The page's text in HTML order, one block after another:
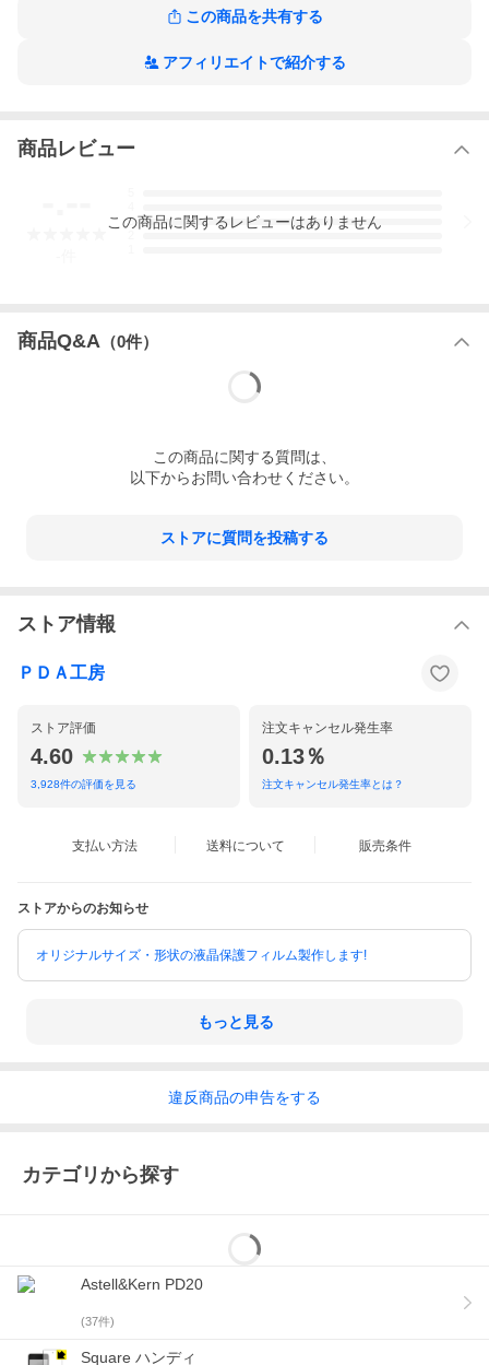
この商品を共有する
アフィリエイトで紹介する
商品レビュー
3
この商品に関するレビューはありません
商品Q&A （0件）
この商品に関する質問は、
以下からお問い合わせください。
ストアに質問を投稿する
ストア情報
ＰＤＡ工房
ストア評価
4.60
3,928件の評価を見る
注文キャンセル発生率
0.13％
注文キャンセル発生率とは？
支払い方法 送料について 販売条件
ストアからのお知らせ
オリジナルサイズ・形状の液晶保護フィルム製作します!
もっと見る
違反商品の申告をする
カテゴリから探す
Astell&Kern PD20
(37件)
Square ハンディ